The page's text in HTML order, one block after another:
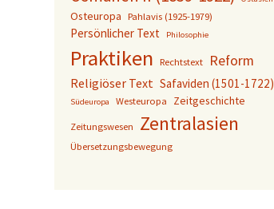
Osteuropa Pahlavis (1925-1979)
Persönlicher Text Philosophie
Praktiken Rechtstext Reform
Religiöser Text Safaviden (1501-1722)
Südeuropa Westeuropa Zeitgeschichte
Zeitungswesen Zentralasien
Übersetzungsbewegung